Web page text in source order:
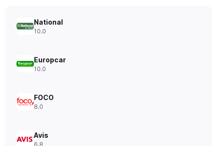
axis
displaying
0
to
National
10.0
Europcar
10.0
FOCO
8.0
Avis
6.8